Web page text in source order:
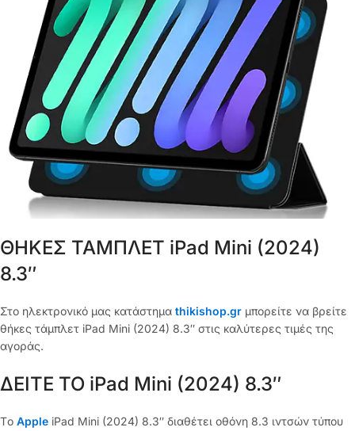
ΘΗΚΕΣ ΤΑΜΠΛΕΤ iPad Mini (2024)
8.3″
Στο ηλεκτρονικό μας κατάστημα thikishop.gr μπορείτε να βρείτε
θήκες τάμπλετ iPad Mini (2024) 8.3″ στις καλύτερες τιμές της
αγοράς.
ΔΕΙΤΕ ΤΟ iPad Mini (2024) 8.3″
Tο Apple iPad Mini (2024) 8.3″ διαθέτει οθόνη 8.3 ιντσών τύπου